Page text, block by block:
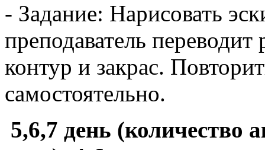
- Задание: Нарисовать
преподаватель
контур и закрас.
самостоятельно.
5,6,7 день (количество